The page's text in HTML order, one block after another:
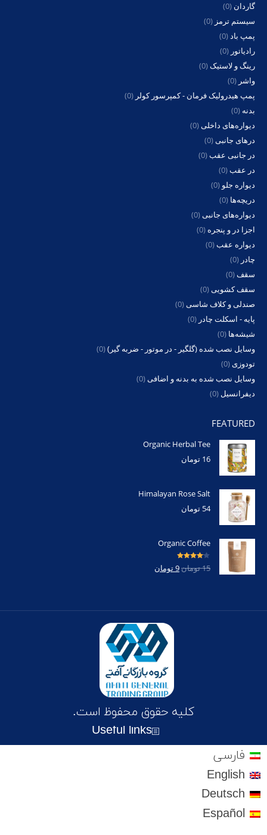
گاردان (0)
سیستم ترمز (0)
پمپ باد(0)
رادیاتور (0)
رینگ و لاستیک(0)
واشر (0)
پمپ هیدرولیک فرمان - کمپرسور کولر (0)
بدنه (0)
دیواره‌های داخلی(0)
درهای جانبی(0)
در جانبی عقب(0)
در عقب(0)
دیواره جلو (0)
دریچه‌ها (0)
دیواره‌های جانبی(0)
اجزا در و پنجره (0)
دیواره عقب(0)
چادر (0)
سقف(0)
سقف کشویی(0)
صندلی و کلاف شاسی(0)
پایه - اسکلت چادر (0)
شیشه‌ها (0)
وسایل نصب شده (گلگیر - در موتور - ضربه گیر)(0)
تودوزی(0)
وسایل نصب شده به بدنه و اضافی(0)
دیفرانسیل (0)
FEATURED
Organic Herbal Tee
16 تومان
Himalayan Rose Salt
54 تومان
Organic Coffee
امتیاز4.00
از 5 15تومان9تومان
کلیه حقوق محفوظ است.
Useful links
فارسی
English
Deutsch
Español